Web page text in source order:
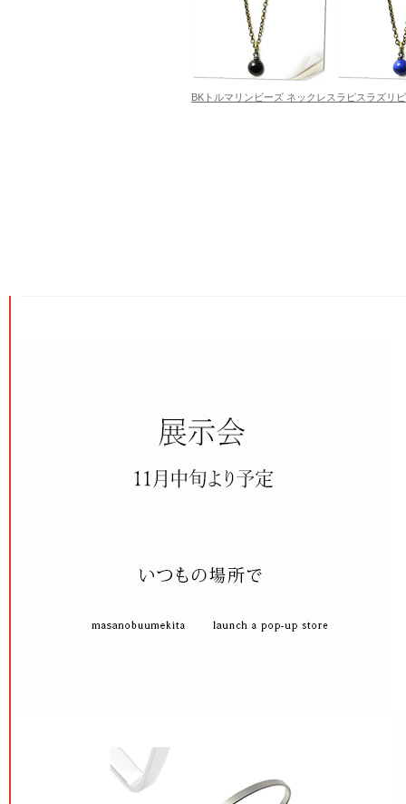
BKトルマリンビーズ ネックレス ラピスラズリ